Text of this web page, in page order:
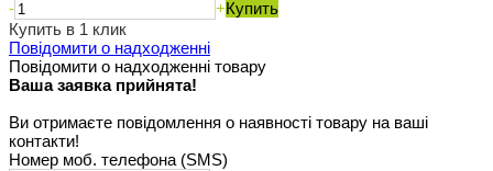
-
+Купить
Купить в 1 клик
Повідомити о надходженні
Повідомити о надходженні товару
Ваша заявка прийнята!
Ви отримаєте повідомлення о наявності товару на ваші
контакти!
Номер моб. телефона (SMS)